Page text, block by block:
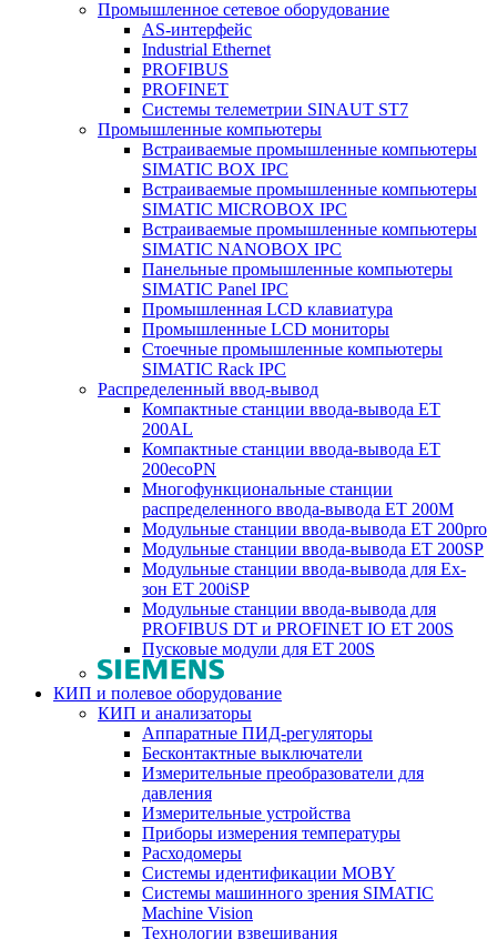
Промышленное сетевое оборудование
AS-интерфейс
Industrial Ethernet
PROFIBUS
PROFINET
Системы телеметрии SINAUT ST7
Промышленные компьютеры
Встраиваемые промышленные компьютеры
SIMATIC BOX IPC
Встраиваемые промышленные компьютеры
SIMATIC MICROBOX IPC
Встраиваемые промышленные компьютеры
SIMATIC NANOBOX IPC
Панельные промышленные компьютеры
SIMATIC Panel IPC
Промышленная LCD клавиатура
Промышленные LCD мониторы
Стоечные промышленные компьютеры
SIMATIC Rack IPC
Распределенный ввод-вывод
Компактные станции ввода-вывода ET
200AL
Компактные станции ввода-вывода ET
200ecoPN
Многофункциональные станции
распределенного ввода-вывода ET 200M
Модульные станции ввода-вывода ET 200pro
Модульные станции ввода-вывода ET 200SP
Модульные станции ввода-вывода для Ex-
зон ET 200iSP
Модульные станции ввода-вывода для
PROFIBUS DT и PROFINET IO ET 200S
Пусковые модули для ET 200S
КИП и полевое оборудование
КИП и анализаторы
Аппаратные ПИД-регуляторы
Бесконтактные выключатели
Измерительные преобразователи для
давления
Измерительные устройства
Приборы измерения температуры
Расходомеры
Системы идентификации MOBY
Системы машинного зрения SIMATIC
Machine Vision
Технологии взвешивания